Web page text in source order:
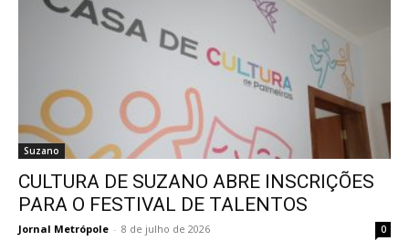
Suzano
CULTURA DE SUZANO ABRE INSCRIÇÕES
PARA O FESTIVAL DE TALENTOS
Jornal Metrópole - 8 de julho de 2026 0